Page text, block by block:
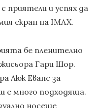
приятели и успях да
екран на IMAX.
бе пленително
Гари Шор.
Люк Еванс за
е много подходяща.
носеше